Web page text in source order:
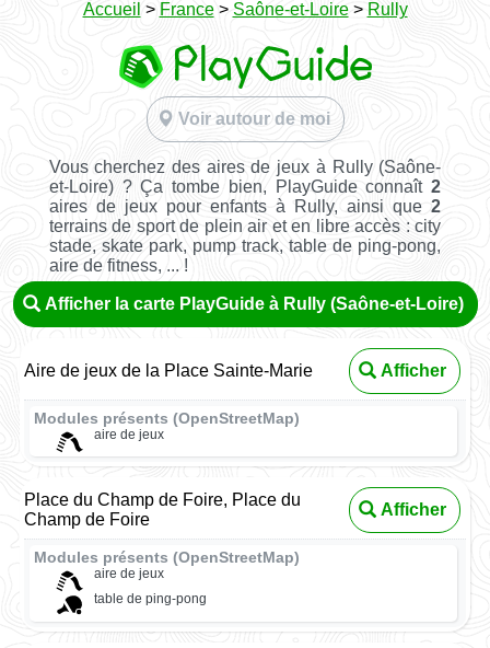
Accueil > France> Saône-et-Loire> Rully
Voir autour de moi
Vous cherchez des aires de jeux à Rully (Saône-
et-Loire) ? Ça tombe bien, PlayGuide connaît2
aires de jeux pour enfants à Rully, ainsi que2
terrains de sport de plein air et en libre accès : city
stade, skate park, pump track, table de ping-pong,
aire de fitness, ... !
Afficher la carte PlayGuide à Rully (Saône-et-Loire)
Aire de jeux de la Place Sainte-Marie Afficher
Modules présents (OpenStreetMap)
aire de jeux
Place du Champ de Foire, Place du
Champ de Foire
Afficher
Modules présents (OpenStreetMap)
aire de jeux
table de ping-pong